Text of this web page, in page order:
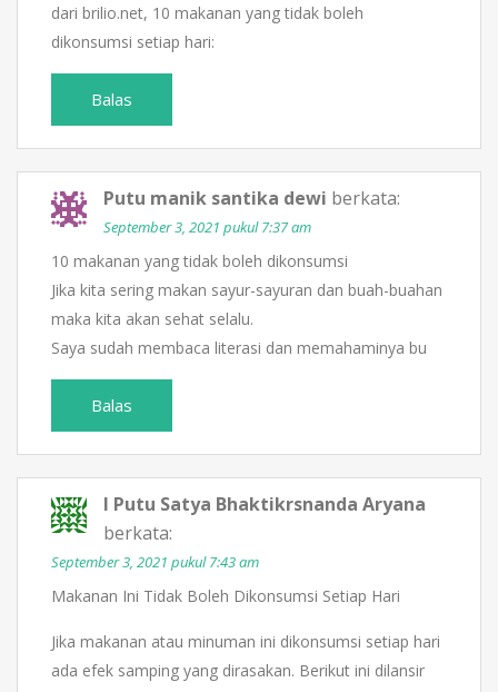
dari brilio.net, 10 makanan yang tidak boleh
dikonsumsi setiap hari:
Balas
Putu manik santika dewi berkata:
September 3, 2021 pukul 7:37 am
10 makanan yang tidak boleh dikonsumsi
Jika kita sering makan sayur-sayuran dan buah-buahan
maka kita akan sehat selalu.
Saya sudah membaca literasi dan memahaminya bu
Balas
I Putu Satya Bhaktikrsnanda Aryana
berkata:
September 3, 2021 pukul 7:43 am
Makanan Ini Tidak Boleh Dikonsumsi Setiap Hari
Jika makanan atau minuman ini dikonsumsi setiap hari
ada efek samping yang dirasakan. Berikut ini dilansir